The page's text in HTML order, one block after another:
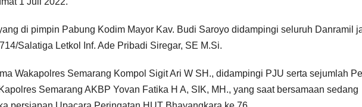
di pimpin Pabung Kodim Mayor Kav. Budi Saroyo didampingi seluruh Danramil
Salatiga Letkol Inf. Ade Pribadi Siregar, SE M.Si.
Wakapolres Semarang Kompol Sigit Ari W SH., didampingi PJU serta sejumlah
Semarang AKBP Yovan Fatika H A, SIK, MH., yang saat bersamaan sedang